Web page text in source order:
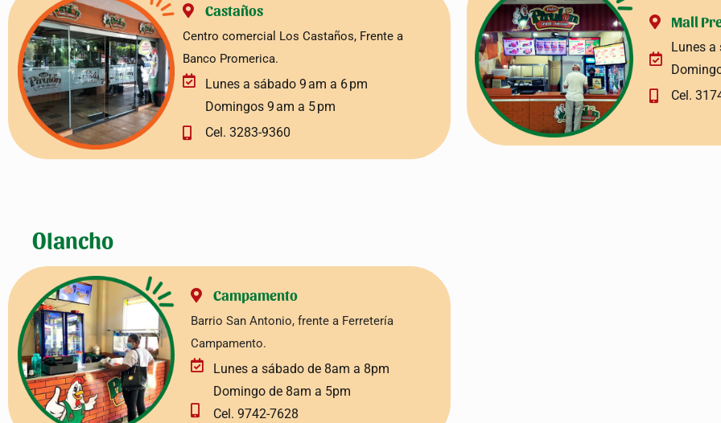
Castaños
Centro comercial Los Castaños, Frente a
Banco Promerica.
Lunes a sábado 9 am a 6 pm
Domingos 9 am a 5 pm
Cel. 3283-9360
Mall
Lunes a
Cel.
Olancho
Campamento
Barrio San Antonio, frente a Ferretería
Campamento.
Lunes a sábado de 8am a 8pm
Domingo de 8am a 5pm
Cel. 9742-7628